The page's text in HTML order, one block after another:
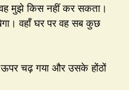
मुझे किस नहीं कर सकता।
वहाँ घर पर वह सब कुछ
चढ़ गया और उसके होंठों